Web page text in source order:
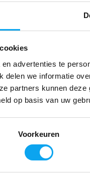
advertenties te
delen we informatie
partners kunnen
op basis van uw
Voorkeuren
van WheelzAhead